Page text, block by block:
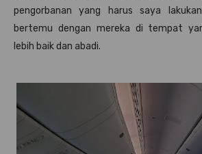
pengorbanan yang harus saya
bertemu dengan mereka di tempat
lebih baik dan abadi.